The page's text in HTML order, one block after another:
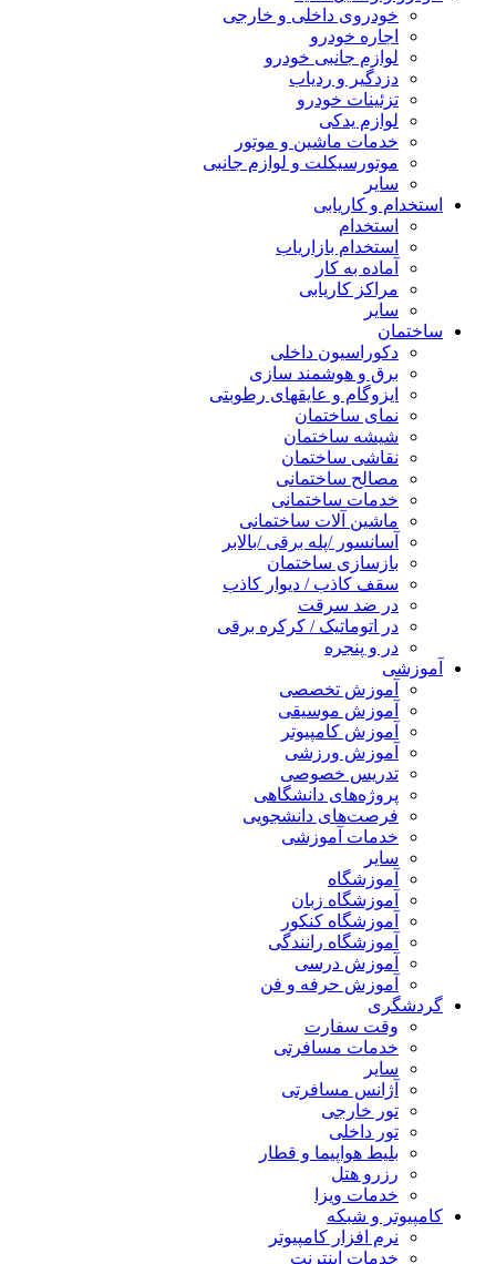
خودروی داخلی و خارجی
اجاره خودرو
لوازم جانبی خودرو
دزدگیر و ردیاب
تزئینات خودرو
لوازم یدکی
خدمات ماشین و موتور
موتورسیکلت و لوازم جانبی
سایر
استخدام و کاریابی
استخدام
استخدام بازاریاب
آماده به کار
مراکز کاریابی
سایر
ساختمان
دکوراسیون داخلی
برق و هوشمند سازی
ایزوگام و عایقهای رطوبتی
نمای ساختمان
شیشه ساختمان
نقاشی ساختمان
مصالح ساختمانی
خدمات ساختمانی
ماشین آلات ساختمانی
آسانسور /پله برقی /بالابر
بازسازی ساختمان
سقف کاذب / دیوار کاذب
در ضد سرقت
در اتوماتیک / کرکره برقی
در و پنجره
آموزشی
آموزش تخصصی
آموزش موسیقی
آموزش کامپیوتر
آموزش ورزشی
تدریس خصوصی
پروژه‌های دانشگاهی
فرصت‌های دانشجویی
خدمات آموزشی
سایر
آموزشگاه
آموزشگاه زبان
آموزشگاه کنکور
آموزشگاه رانندگی
آموزش درسی
آموزش حرفه و فن
گردشگری
وقت سفارت
خدمات مسافرتی
سایر
آژانس مسافرتی
تور خارجی
تور داخلی
بلیط هواپیما و قطار
رزرو هتل
خدمات ویزا
کامپیوتر و شبکه
نرم افزار کامپیوتر
خدمات اینترنت